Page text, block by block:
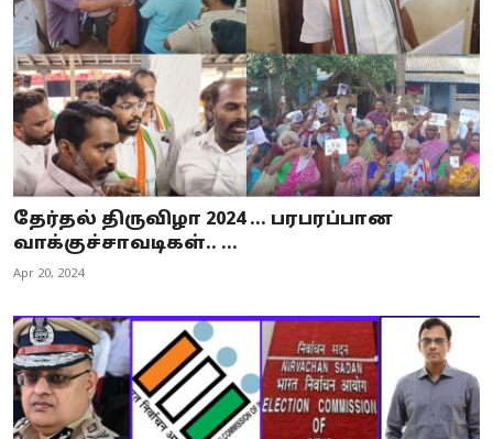
தேர்தல் திருவிழா 2024 ... பரபரப்பான
வாக்குச்சாவடிகள்.. ...
Apr 20, 2024